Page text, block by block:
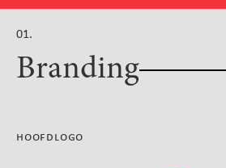
01.
Branding
hoofdlogo